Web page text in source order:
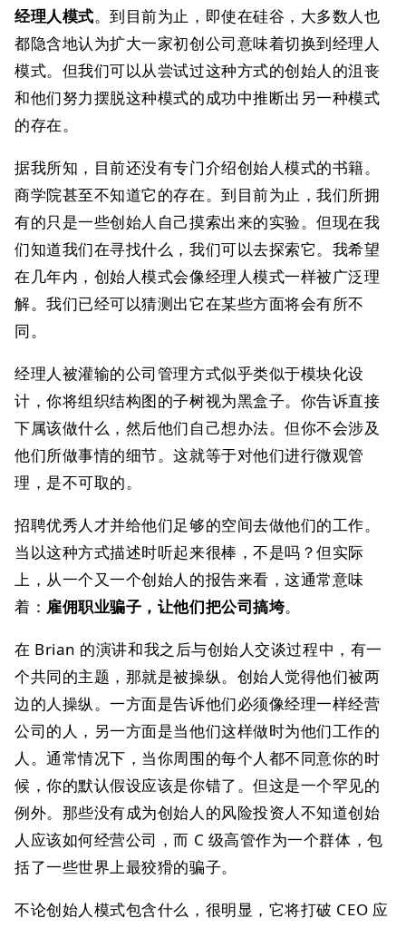
经理人模式。到目前为止，即使在硅谷，大多数人也
都隐含地认为扩大一家初创公司意味着切换到经理人
模式。但我们可以从尝试过这种方式的创始人的沮丧
和他们努力摆脱这种模式的成功中推断出另一种模式
的存在。
据我所知，目前还没有专门介绍创始人模式的书籍。
商学院甚至不知道它的存在。到目前为止，我们所拥
有的只是一些创始人自己摸索出来的实验。但现在我
们知道我们在寻找什么，我们可以去探索它。我希望
在几年内，创始人模式会像经理人模式一样被广泛理
解。我们已经可以猜测出它在某些方面将会有所不
同。
经理人被灌输的公司管理方式似乎类似于模块化设
计，你将组织结构图的子树视为黑盒子。你告诉直接
下属该做什么，然后他们自己想办法。但你不会涉及
他们所做事情的细节。这就等于对他们进行微观管
理，是不可取的。
招聘优秀人才并给他们足够的空间去做他们的工作。
当以这种方式描述时听起来很棒，不是吗？但实际
上，从一个又一个创始人的报告来看，这通常意味
着： 雇佣职业骗子，让他们把公司搞垮。
在 Brian 的演讲和我之后与创始人交谈过程中，有一
个共同的主题，那就是被操纵。创始人觉得他们被两
边的人操纵。一方面是告诉他们必须像经理一样经营
公司的人，另一方面是当他们这样做时为他们工作的
人。通常情况下，当你周围的每个人都不同意你的时
候，你的默认假设应该是你错了。但这是一个罕见的
例外。那些没有成为创始人的风险投资人不知道创始
人应该如何经营公司，而 C 级高管作为一个群体，包
括了一些世界上最狡猾的骗子。
不论创始人模式包含什么，很明显，它将打破 CEO 应